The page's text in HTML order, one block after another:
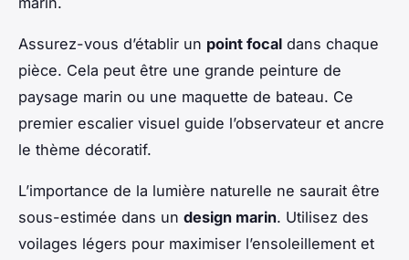
Assurez-vous d’établir un point focal dans chaque
pièce. Cela peut être une grande peinture de
paysage marin ou une maquette de bateau. Ce
premier escalier visuel guide l’observateur et ancre
le thème décoratif.
L’importance de la lumière naturelle ne saurait être
sous-estimée dans un design marin. Utilisez des
voilages légers pour maximiser l’ensoleillement et